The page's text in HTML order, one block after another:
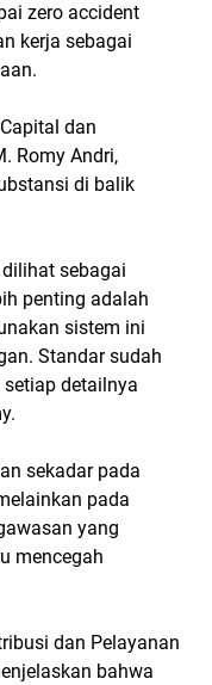
zero accident
kerja sebagai
dan
Romy Andri,
di balik
sebagai
penting adalah
sistem ini
Standar sudah
detailnya
sekadar pada
pada
yang
mencegah
dan Pelayanan
bahwa